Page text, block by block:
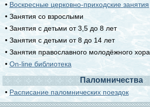
• Воскресные церковно-приходские занятия
• Занятия со взрослыми
• Занятия с детьми от 3,5 до 8 лет
• Занятия с детьми от 8 до 14 лет
• Занятия православного молодёжного хора
• On-line библиотека
Паломничества
• Расписание паломнических поездок